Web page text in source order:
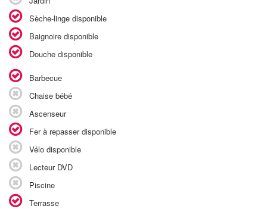
Sèche-linge disponible
Baignoire disponible
Douche disponible
Barbecue
Chaise bébé
Ascenseur
Fer à repasser disponible
Vélo disponible
Lecteur DVD
Piscine
Terrasse